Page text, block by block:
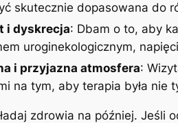
skutecznie dopasowana do
i dyskrecja: Dbam o to, aby
uroginekologicznym,
i przyjazna atmosfera:
na tym, aby terapia była nie
zdrowia na później. Jeśli